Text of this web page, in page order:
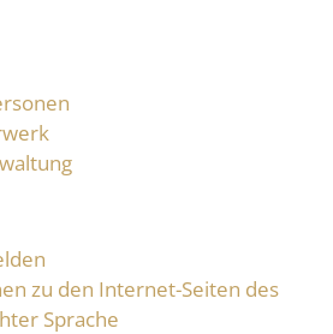
zu den Internet-Seiten des
Sprache